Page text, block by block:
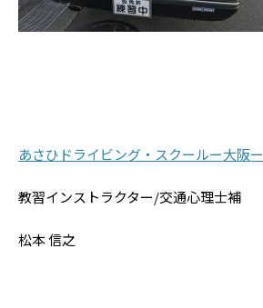
あさひドライビング・スクールー大阪ー
教習インストラクター/交通心理士補
松本 信之